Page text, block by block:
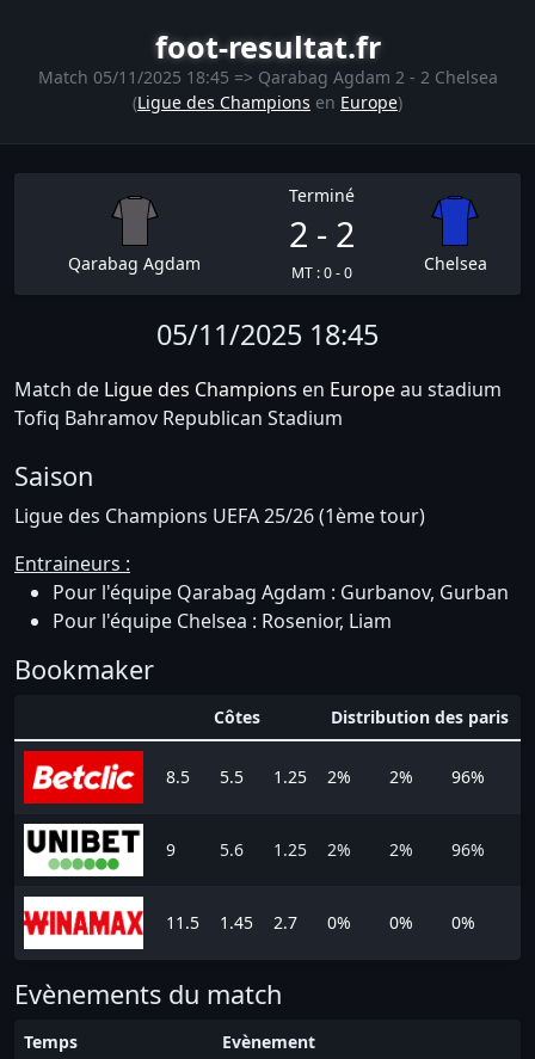
foot-resultat.fr
Match 05/11/2025 18:45 => Qarabag Agdam 2 - 2 Chelsea
(Ligue des Champions en Europe)
Qarabag Agdam
Terminé
2 - 2
MT : 0 - 0 Chelsea
05/11/2025 18:45
Match de Ligue des Champions en Europeau stadium
Tofiq Bahramov Republican Stadium
Saison
Ligue des Champions UEFA 25/26 (1ème tour)
Entraineurs :
Pour l'équipe Qarabag Agdam : Gurbanov, Gurban
Pour l'équipe Chelsea : Rosenior, Liam
Bookmaker
Côtes Distribution des paris
8.5 5.5 1.25 2% 2% 96%
9 5.6 1.25 2% 2% 96%
11.5 1.45 2.7 0% 0% 0%
Evènements du match
Temps Evènement